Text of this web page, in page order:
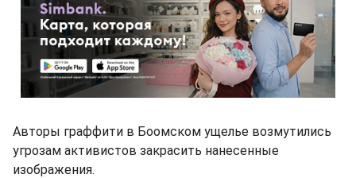
Авторы граффити в Боомском ущелье возмутились
угрозам активистов закрасить нанесенные
изображения.